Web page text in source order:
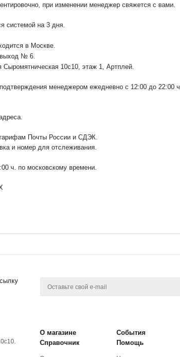
при изменении менеджер свяжется с вами.
системой на 3 дня.
в Москве.
№ 6.
10с10 , этаж 1, Артплей.
менеджером ежедневно с 12:00 до 22:00 ч.
Почты России и СДЭК.
и номер для отслеживания.
ч. по московскому времени.
О магазине События
Справочник
Помощь